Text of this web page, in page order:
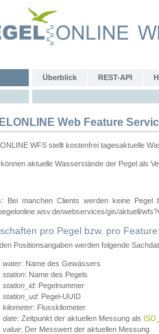
Überblick REST-API
Web Feature
WFS stellt kostenfrei tagesaktuelle
können aktuelle Wasserstände der Pegel als
Bei manchen Clients werden keine
webservices/gis/aktuell/
pro Pegel bzw. pro Feature:
Positionsangaben werden folgende
water: Name des Gewässers
station: Name des Pegels
station_id: Pegelnummer
station_ud: Pegel-UUID
kilometer: Flusskilometer
date: Zeitpunkt der aktuellen Messung als
value: Der Messwert der aktuellen Messung